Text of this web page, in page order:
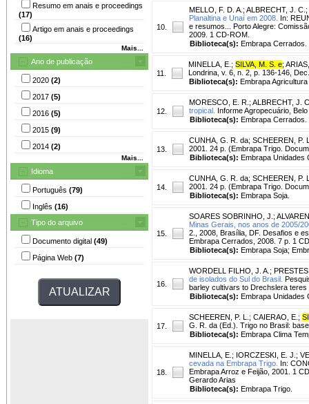
Resumo em anais e proceedings
(17)
Artigo em anais e proceedings
(16)
Mais...
Ano de publicação
2020 (2)
2017 (5)
2016 (5)
2015 (9)
2014 (2)
Mais...
Idioma
Português (79)
Inglês (16)
Tipo do arquivo
Documento digital (49)
Página Web (7)
10.
MELLO, F. D. A. ; ALBRECHT, J. C. ;
Planaltina e Unaí em 2008. In:
e resumos... Porto Alegre:
2009. 1 CD-ROM.
Biblioteca(s): Embrapa Cerrados.
11.
MINELLA, E. ; SILVA, M. S. e;
Londrina, v. 6, n. 2, p. 136-146,
Biblioteca(s): Embrapa Agricultura
12.
MORESCO, E. R. ; ALBRECHT, J.
tropical. Informe Agropecuário,
Biblioteca(s): Embrapa Cerrados.
13.
CUNHA, G. R. da; SCHEEREN, P.
2001. 24 p. (Embrapa Trigo.
Biblioteca(s): Embrapa Unidades
14.
CUNHA, G. R. da; SCHEEREN, P.
2001. 24 p. (Embrapa Trigo.
Biblioteca(s): Embrapa Soja.
15.
SOARES SOBRINHO, J. ;
Minas Gerais, nos anos de 2005/
2., 2008, Brasília, DF. Desafios e
Embrapa Cerrados, 2008. 7 p. 1
Biblioteca(s): Embrapa Soja;
16.
WORDELL FILHO, J. A. ;
de isolados do Sul do Brasil.
barley cultivars to Drechslera teres
Biblioteca(s): Embrapa Unidades
17.
SCHEEREN, P. L. ; CAIERAO, E. ;
G. R. da (Ed.). Trigo no Brasil:
Biblioteca(s): Embrapa Clima
18.
MINELLA, E. ; IORCZESKI, E. J. ;
cevada na Embrapa Trigo. In:
Embrapa Arroz e Feijão, 2001. 1
Gerardo Arias
Biblioteca(s): Embrapa Trigo.